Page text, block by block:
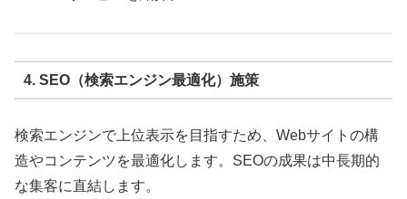
4. SEO（検索エンジン最適化）施策
検索エンジンで上位表示を目指すため、Webサイトの構
造やコンテンツを最適化します。SEOの成果は中長期的
な集客に直結します。